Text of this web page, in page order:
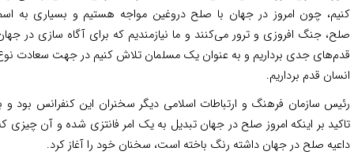
چون امروز در جهان با صلح دروغین مواجه هستیم و بسیاری به اسم
جنگ افروزی و ترور می‌کنند و ما نیازمندیم که برای آگاه سازی در جهان
جدی برداریم و به عنوان یک مسلمان تلاش کنیم در جهت سعادت نوع
قدم برداریم.
سازمان فرهنگ و ارتباطات اسلامی دیگر سخنران این کنفرانس بود و با
بر اینکه امروز صلح در جهان تبدیل به یک امر فانتزی شده و آن چیزی که
صلح در جهان داشته رنگ باخته‌ است، سخنان خود را آغاز کرد.